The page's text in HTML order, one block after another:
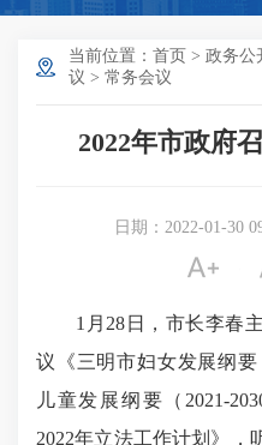
当前位置： 首页 > 政务公
议 > 常务会议
2022年市政府
日期：2022-01-30

1月28日，市长李春主
议《三明市妇女发展纲要
儿童发展纲要（2021-
2022年立法工作计划》，